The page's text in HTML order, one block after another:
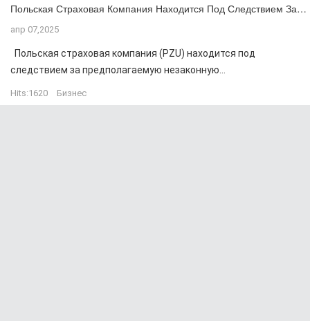
Польская Страховая Компания Находится Под Следствием За…
апр 07,2025
Польская страховая компания (PZU) находится под
следствием за предполагаемую незаконную...
Hits:1620 Бизнес